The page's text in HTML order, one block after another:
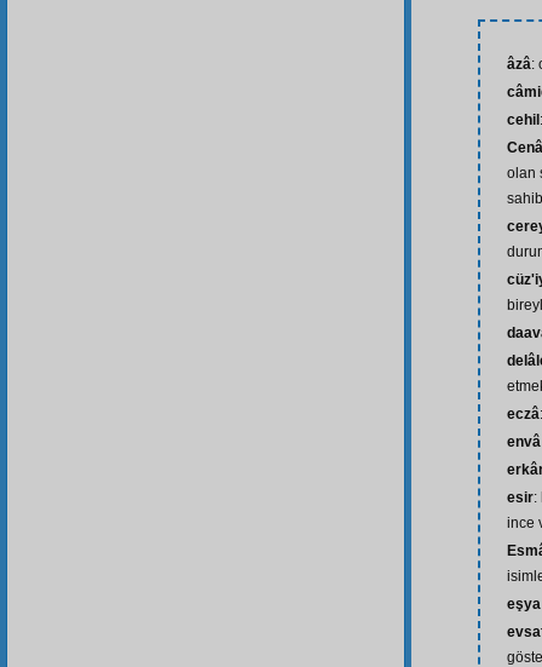
âzâ:
cehil
olan
eczâ
envâ
esir:
ince
eşya